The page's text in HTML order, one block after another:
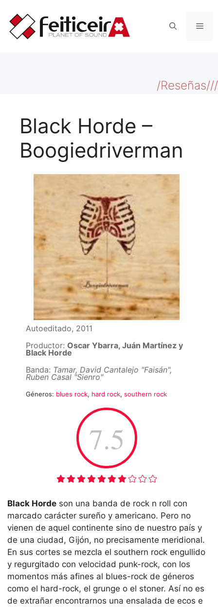
contenido
/Reseñas///
Black Horde –
Boogiedriverman
Autoeditado, 2011
Productor: Oscar Ybarra, Juán Martínez y
Black Horde
Banda: Tamar, David Cantalejo "Faisán",
Ruben Casal "Sienro"
Géneros: blues rock, hard rock, southern rock
7.5
Black Horde son una banda de rock n roll con
marcado carácter sureño y americano. Pero no
vienen de aquel continente sino de nuestro país y
de una ciudad, Gijón, no precisamente meridional.
En sus cortes se mezcla el southern rock engullido
y regurgitado con velocidad punk-rock, con los
momentos más afines al blues-rock de géneros
como el hard-rock, el grunge o el stoner. Así no es
de extrañar encontrarnos una ensalada de ecos e